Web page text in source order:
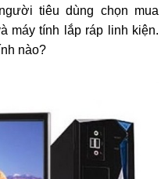
tiêu dùng chọn mua
máy tính lắp ráp linh kiện.
nào?